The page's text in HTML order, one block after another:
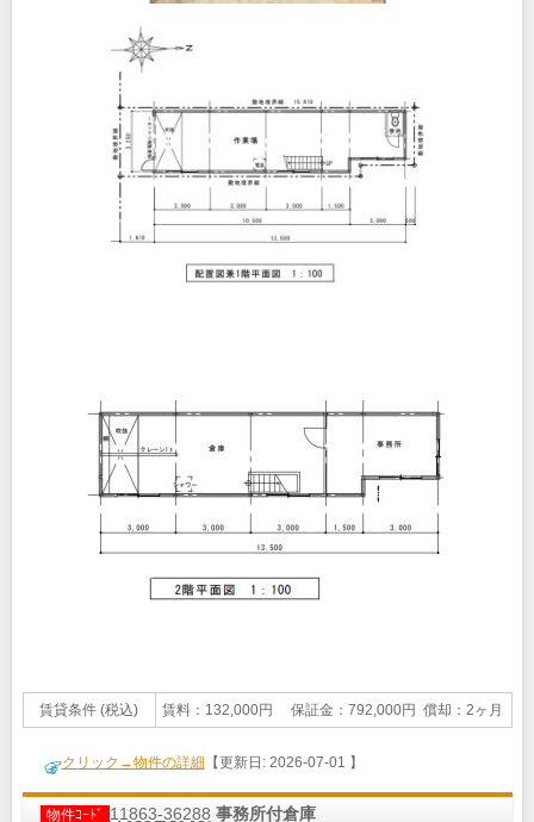
賃貸条件 (税込) 賃料：132,000円 保証金：792,000円 償却：2ヶ月
クリック→物件の詳細 【更新日: 2026-07-01 】
物件ｺｰﾄﾞ 11863-36288 事務所付倉庫